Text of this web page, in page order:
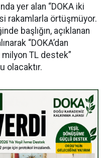
yer alan “DOKA iki
rakamlarla örtüşmüyor.
başlığın, açıklanan
“DOKA’dan
milyon TL destek”
olacaktır.